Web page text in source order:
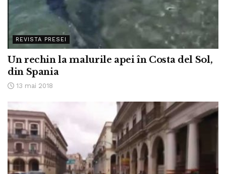
REVISTA PRESEI
Un rechin la malurile apei în Costa del Sol,
din Spania
13 mai 2018